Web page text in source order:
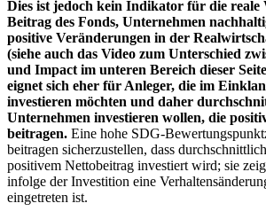
Dies ist jedoch kein Indikator für die reale
Beitrag des Fonds, Unternehmen
positive Veränderungen in der
(siehe auch das Video zum Unterschied
und Impact im unteren Bereich dieser
eignet sich eher für Anleger, die im
investieren möchten und daher
Unternehmen investieren wollen, die
beitragen. Eine hohe SDG-
beitragen sicherzustellen, dass
positivem Nettobeitrag investiert wird; sie
infolge der Investition eine
eingetreten ist.